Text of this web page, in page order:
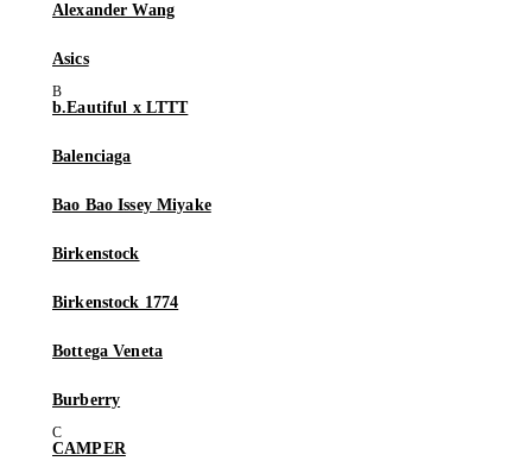
Alexander Wang
Asics
b.Eautiful x LTTT
Balenciaga
Bao Bao Issey Miyake
Birkenstock
Birkenstock 1774
Bottega Veneta
Burberry
CAMPER